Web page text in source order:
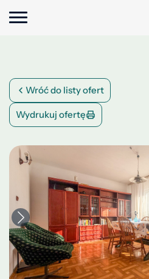
Wróć do listy ofert
Wydrukuj ofertę